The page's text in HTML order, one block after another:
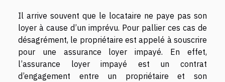
Il arrive souvent que le locataire ne paye pas son
loyer à cause d’un imprévu. Pour pallier ces cas de
désagrément, le propriétaire est appelé à souscrire
pour une assurance loyer impayé. En effet,
l’assurance loyer impayé est un contrat
d’engagement entre un propriétaire et son